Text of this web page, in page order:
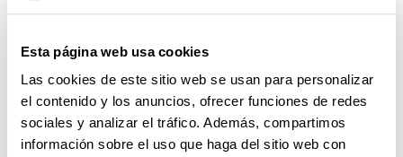
Esta página web usa cookies
Las cookies de este sitio web se usan para personalizar
el contenido y los anuncios, ofrecer funciones de redes
sociales y analizar el tráfico. Además, compartimos
información sobre el uso que haga del sitio web con
resignificado el concepto?
Sí. Detrás del apelativo o acusación de 'fascista o
facha'hay diferentes problemas, pero el más
importante es que no permite saber por qué
determinados planteamientos de la derecha radical
populista han tenido y tienen bastante éxito.